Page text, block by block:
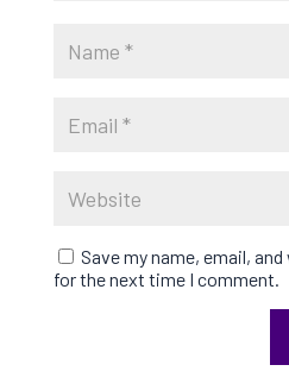
Save my name, email,
for the next time I comment.